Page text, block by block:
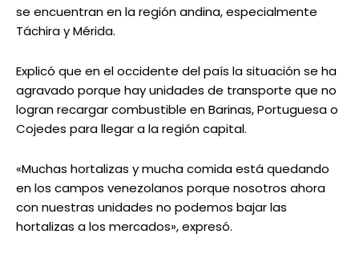
se encuentran en la región andina, especialmente
Táchira y Mérida.
Explicó que en el occidente del país la situación se ha
agravado porque hay unidades de transporte que no
logran recargar combustible en Barinas, Portuguesa o
Cojedes para llegar a la región capital.
«Muchas hortalizas y mucha comida está quedando
en los campos venezolanos porque nosotros ahora
con nuestras unidades no podemos bajar las
hortalizas a los mercados», expresó.